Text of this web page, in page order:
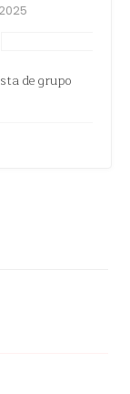
de grupo